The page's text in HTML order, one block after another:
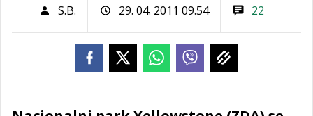
S.B. 29. 04. 2011 09.54 22